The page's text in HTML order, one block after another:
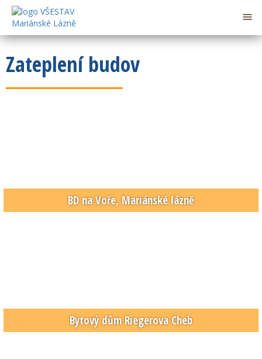

Zateplení budov
BD na Voře, Mariánské lázně
Bytový dům Riegerova Cheb